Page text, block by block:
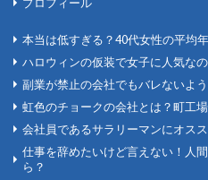
本当は低すぎる？40代女性の平均
ハロウィンの仮装で女子に人気な
副業が禁止の会社でもバレないよ
虹色のチョークの会社とは？町工
会社員であるサラリーマンにオス
仕事を辞めたいけど言えない！人
ら？